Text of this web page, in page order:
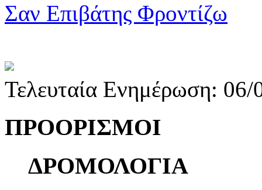
Σαν Επιβάτης Φροντίζω
Τελευταία Ενημέρωση:
ΠΡΟΟΡΙΣΜΟΙ
ΔΡΟΜΟΛΟΓΙΑ